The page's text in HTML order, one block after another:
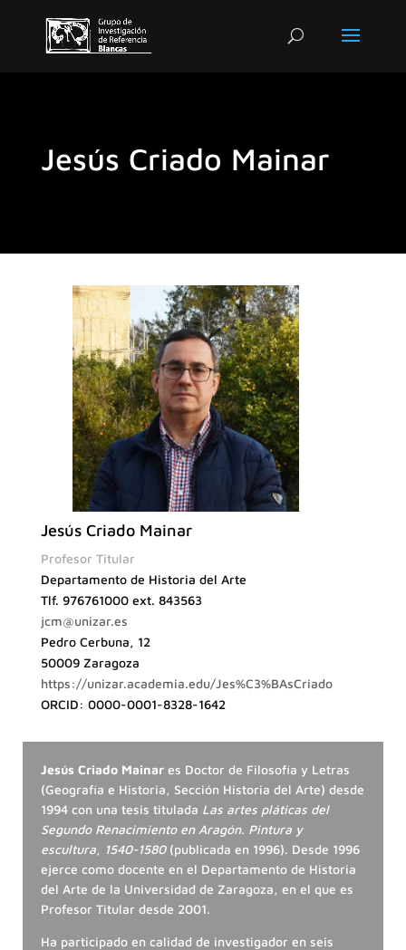
Jesús Criado Mainar
Jesús Criado Mainar
Profesor Titular
Departamento de Historia del Arte
Tlf. 976761000 ext. 843563
jcm@unizar.es
Pedro Cerbuna, 12
50009 Zaragoza
https://unizar.academia.edu/Jes%C3%BAsCriado
ORCID: 0000-0001-8328-1642
Jesús Criado Mainares Doctor de Filosofía y Letras
(Geografía e Historia, Sección Historia del Arte) desde
1994 con una tesis titulada Las artes pláticas del
Segundo Renacimiento en Aragón. Pintura y
escultura, 1540-1580(publicada en 1996). Desde 1996
ejerce como docente en el Departamento de Historia
del Arte de la Universidad de Zaragoza, en el que es
Profesor Titular desde 2001.
Ha participado en calidad de investigador en seis